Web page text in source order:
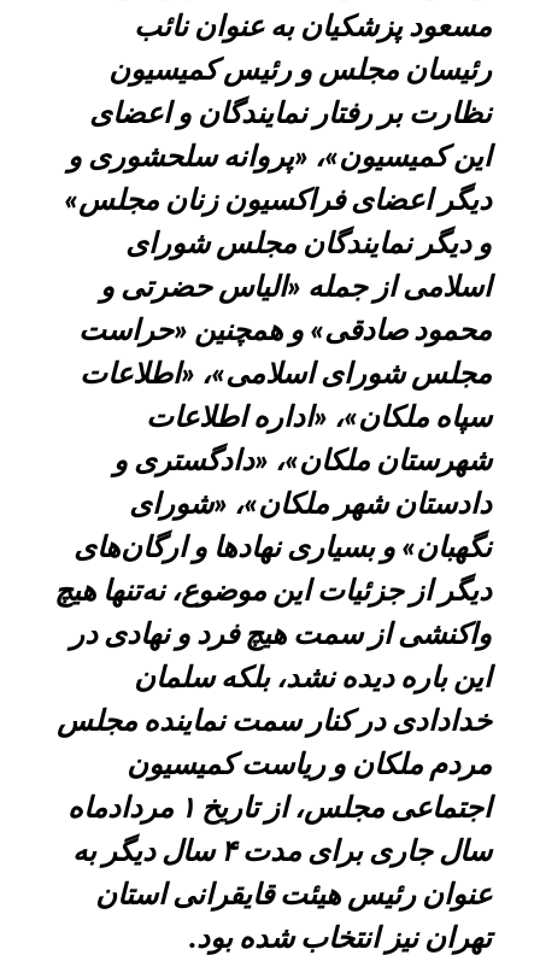
مسعود پزشکیان به عنوان نائب
رئیسان مجلس و رئیس کمیسیون
نظارت بر رفتار نمایندگان و اعضای
این کمیسیون»، «پروانه سلحشوری و
دیگر اعضای فراکسیون زنان مجلس»
و دیگر نمایندگان مجلس شورای
اسلامی از جمله «الیاس حضرتی و
محمود صادقی» و همچنین «حراست
مجلس شورای اسلامی»، «اطلاعات
سپاه ملکان»، «اداره اطلاعات
شهرستان ملکان»، «دادگستری و
دادستان شهر ملکان»، «شورای
نگهبان» و بسیاری نهادها و ارگان‌های
دیگر از جزئیات این موضوع، نه‌تنها هیچ
واکنشی از سمت هیچ فرد و نهادی در
این باره دیده نشد، بلکه سلمان
خدادادی در کنار سمت نماینده مجلس
مردم ملکان و ریاست کمیسیون
اجتماعی مجلس، از تاریخ ۱ مردادماه
سال جاری برای مدت ۴ سال دیگر به
عنوان رئیس هیئت قایقرانی استان
تهران نیز انتخاب شده بود.